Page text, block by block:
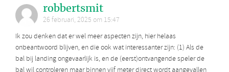
robbertsmit
26 februari, 2025 om 15:47
Ik zou denken dat er wel meer aspecten zijn, hier helaas
onbeantwoord blijven, en die ook wat interessanter zijn: (1) Als de
bal bij landing ongevaarlijk is, en de (eerst)ontvangende speler de